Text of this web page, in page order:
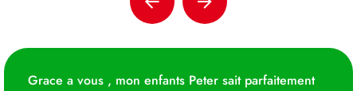
Grace a vous , mon enfants Peter sait parfaitement